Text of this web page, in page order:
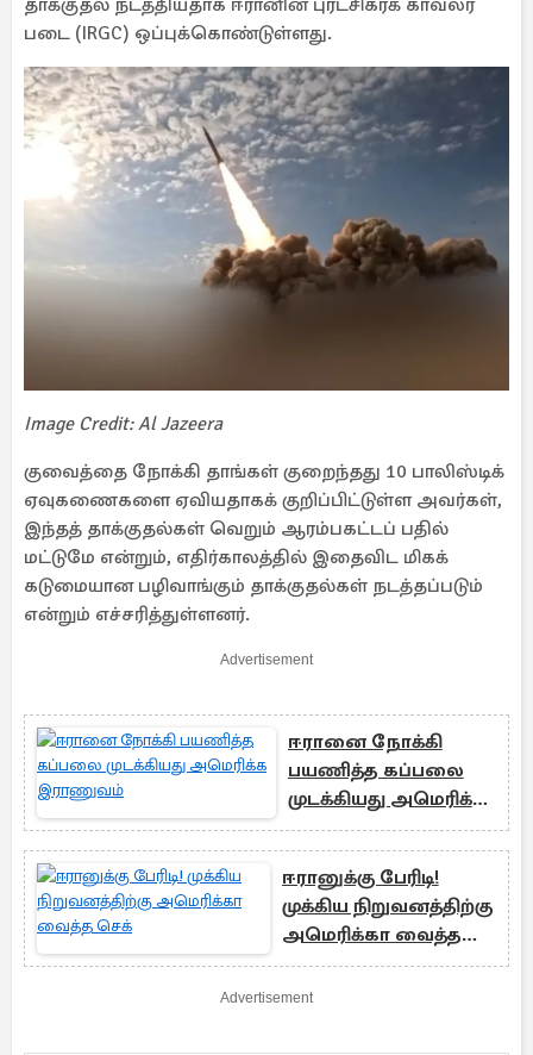
தாக்குதல் நடத்தியதாக ஈரானின் புரட்சிகரக் காவலர்
படை (IRGC) ஒப்புக்கொண்டுள்ளது.
Image Credit: Al Jazeera
குவைத்தை நோக்கி தாங்கள் குறைந்தது 10 பாலிஸ்டிக்
ஏவுகணைகளை ஏவியதாகக் குறிப்பிட்டுள்ள அவர்கள்,
இந்தத் தாக்குதல்கள் வெறும் ஆரம்பகட்டப் பதில்
மட்டுமே என்றும், எதிர்காலத்தில் இதைவிட மிகக்
கடுமையான பழிவாங்கும் தாக்குதல்கள் நடத்தப்படும்
என்றும் எச்சரித்துள்ளனர்.
Advertisement
ஈரானை நோக்கி
பயணித்த கப்பலை
முடக்கியது அமெரிக்க
இராணுவம்
ஈரானுக்கு பேரிடி!
முக்கிய நிறுவனத்திற்கு
அமெரிக்கா வைத்த
செக்
Advertisement